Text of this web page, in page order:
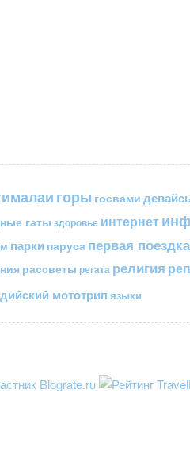
горы госвами
гаты здоровье интернет
парки паруса первая
рассветы регата религия
мототрип языки